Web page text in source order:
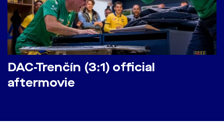
DAC-Trenčín (3:1) official
aftermovie